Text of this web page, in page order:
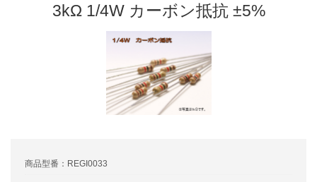
3kΩ 1/4W カーボン抵抗 ±5%
商品型番：REGI0033